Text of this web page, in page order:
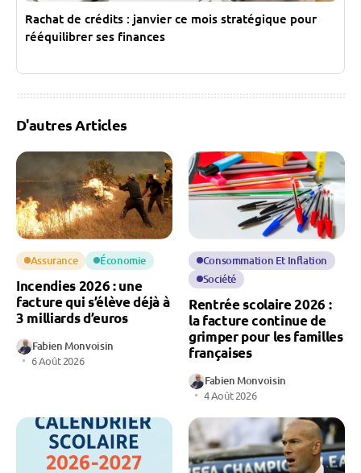
Rachat de crédits : janvier ce mois stratégique pour
rééquilibrer ses finances
D'autres Articles
Assurance Économie
Incendies 2026 : une
facture qui s’élève déjà à
3 milliards d’euros
Fabien Monvoisin
6 Août 2026
Consommation Et Inflation
Société
Rentrée scolaire 2026 :
la facture continue de
grimper pour les familles
françaises
Fabien Monvoisin
4 Août 2026